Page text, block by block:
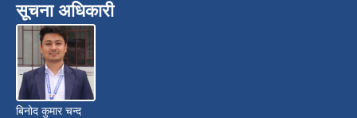
सूचना अधिकारी
बिनोद कुमार चन्द